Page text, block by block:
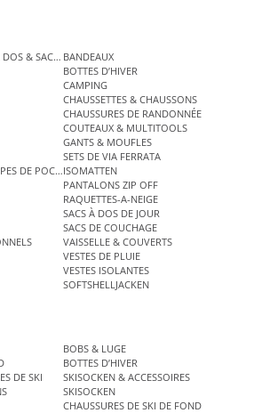
& SACS ÉTANCHES
BANDEAUX
BOTTES D’HIVER
CAMPING
CHAUSSETTES & CHAUSSONS
CHAUSSURES DE RANDONNÉE
COUTEAUX & MULTITOOLS
GANTS & MOUFLES
SETS DE VIA FERRATA
DE POCHEISOMATTEN
PANTALONS ZIP OFF
RAQUETTES-A-NEIGE
SACS À DOS DE JOUR
SACS DE COUCHAGE
VAISSELLE & COUVERTS
VESTES DE PLUIE
VESTES ISOLANTES
SOFTSHELLJACKEN
BOBS & LUGE
BOTTES D’HIVER
DE SKI
SKISOCKEN & ACCESSOIRES
SKISOCKEN
CHAUSSURES DE SKI DE FOND